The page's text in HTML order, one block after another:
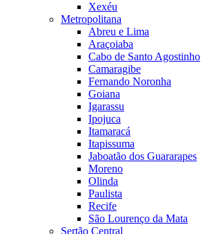
Xexéu
Metropolitana
Abreu e Lima
Araçoiaba
Cabo de Santo Agostinho
Camaragibe
Fernando Noronha
Goiana
Igarassu
Ipojuca
Itamaracá
Itapissuma
Jaboatão dos Guararapes
Moreno
Olinda
Paulista
Recife
São Lourenço da Mata
Sertão Central